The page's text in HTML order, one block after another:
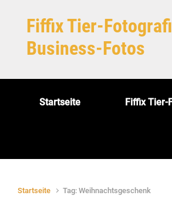
Fiffix Tier-
Business-Fotos
Startseite Fiffix Tier-
Startseite Tag: Weihnachtsgeschenk